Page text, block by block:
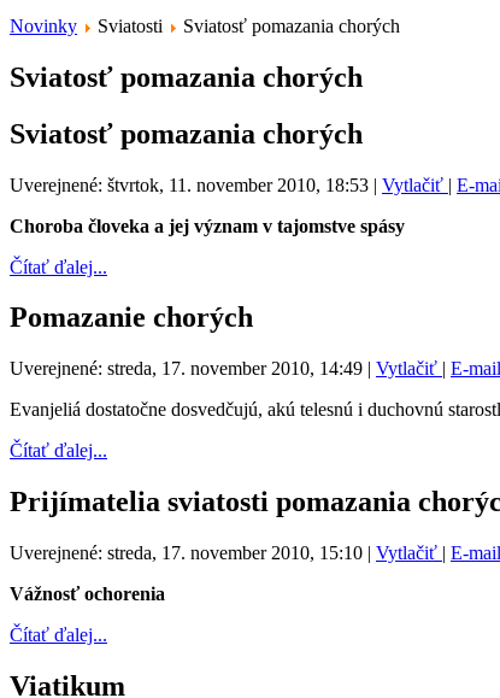
Novinky Sviatosti Sviatosť pomazania chorých
Sviatosť pomazania chorých
Sviatosť pomazania chorých
Uverejnené: štvrtok, 11. november 2010, 18:53 | Vytlačiť | E-
Choroba človeka a jej význam v tajomstve spásy
Čítať ďalej...
Pomazanie chorých
Uverejnené: streda, 17. november 2010, 14:49 | Vytlačiť | E-mail
Evanjeliá dostatočne dosvedčujú, akú telesnú i duchovnú
Čítať ďalej...
Prijímatelia sviatosti pomazania
Uverejnené: streda, 17. november 2010, 15:10 | Vytlačiť | E-mail
Vážnosť ochorenia
Čítať ďalej...
Viatikum